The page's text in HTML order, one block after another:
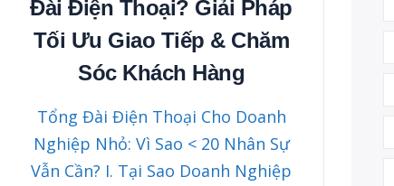
Đài Điện Thoại? Giải Pháp
Tối Ưu Giao Tiếp & Chăm
Sóc Khách Hàng
Tổng Đài Điện Thoại Cho Doanh
Nghiệp Nhỏ: Vì Sao < 20 Nhân Sự
Vẫn Cần? I. Tại Sao Doanh Nghiệp